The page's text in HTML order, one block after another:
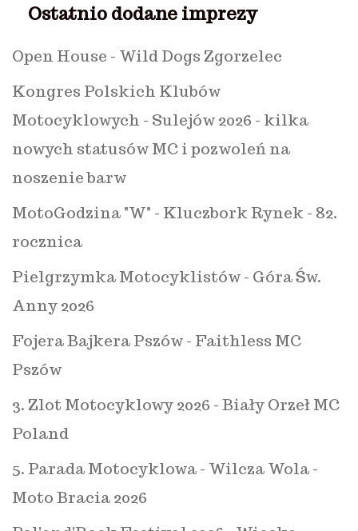
Ostatnio dodane imprezy
Open House - Wild Dogs Zgorzelec
Kongres Polskich Klubów
Motocyklowych - Sulejów 2026 - kilka
nowych statusów MC i pozwoleń na
noszenie barw
MotoGodzina "W" - Kluczbork Rynek - 82.
rocznica
Pielgrzymka Motocyklistów - Góra Św.
Anny 2026
Fojera Bajkera Pszów - Faithless MC
Pszów
3. Zlot Motocyklowy 2026 - Biały Orzeł MC
Poland
5. Parada Motocyklowa - Wilcza Wola -
Moto Bracia 2026